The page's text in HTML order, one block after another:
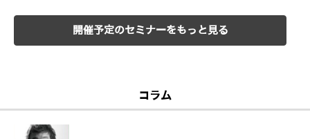
開催予定のセミナーをもっと見る
コラム